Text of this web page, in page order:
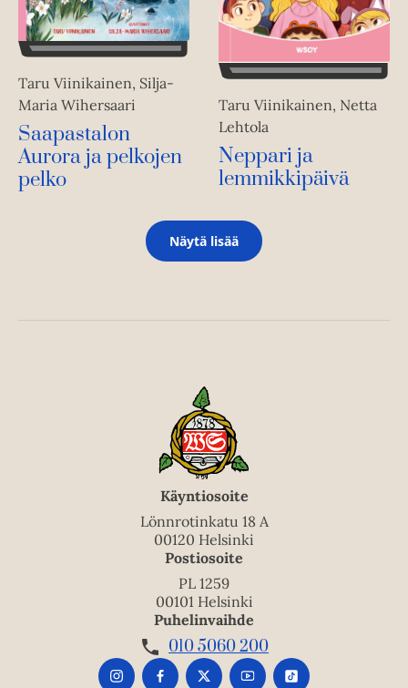
Taru Viinikainen, Silja-
Maria Wihersaari
Saapastalon
Aurora ja pelkojen
pelko
Taru Viinikainen, Netta
Lehtola
Neppari ja
lemmikkipäivä
Näytä lisää
Käyntiosoite
Lönnrotinkatu 18 A
00120 Helsinki
Postiosoite
PL 1259
00101 Helsinki
Puhelinvaihde
010 5060 200